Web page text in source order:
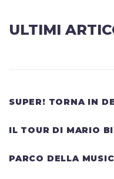
ULTIMI
SUPER! TORNA IN
IL TOUR DI MARIO
PARCO DELLA